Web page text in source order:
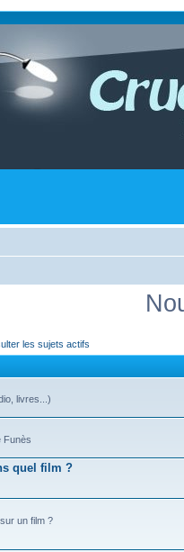
les sujets actifs
livres...)
Funès
quel film ?
un film ?